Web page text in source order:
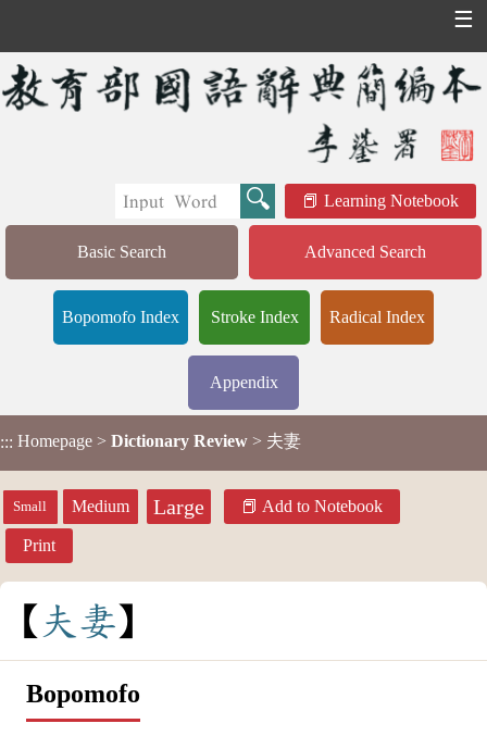
☰
Learning Notebook
Basic Search Advanced Search
Bopomofo Index Stroke Index Radical Index
Appendix
::: Homepage > Dictionary Review > 夫妻
Small Medium Large Add to Notebook
Print
夫 妻
Bopomofo